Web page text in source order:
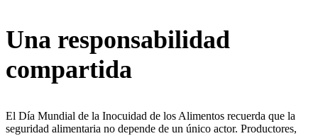
Una responsabilidad
compartida
El Día Mundial de la Inocuidad de los Alimentos recuerda que la
seguridad alimentaria no depende de un único actor. Productores,